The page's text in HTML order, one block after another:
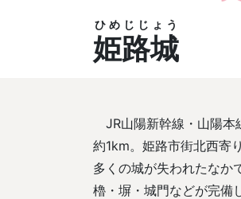
姫路城
ひめじじょう
JR山陽新幹線・山陽
約1km。姫路市街北西寄
多くの城が失われたなか
櫓・塀・城門などが完備